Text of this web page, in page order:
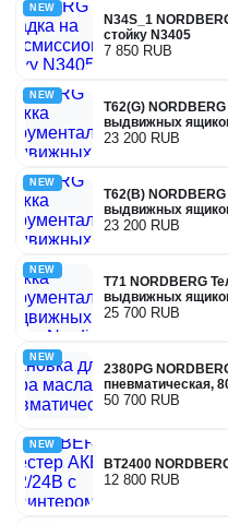
NEW
N34S_1
стойку N3405
7 850 RUB
NEW
T62(G)
выдвижных
23 200 RUB
NEW
T62(B)
выдвижных
23 200 RUB
NEW
T71 NORDBERG
выдвижных
25 700 RUB
NEW
2380PG
пневматическая,
50 700 RUB
NEW
BT2400
12 800 RUB